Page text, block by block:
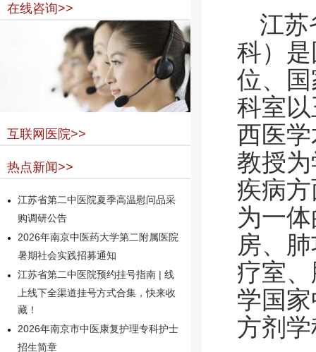
在线咨询>>
互联网医院>>
热点新闻>>
江苏省第二中医院夏季高温慰问品采
购调研公告
2026年南京中医药大学第二附属医院
暑期社会实践招募通知
江苏省第二中医院预约挂号指南 | 线
上线下全渠道挂号方式合集，快来收
藏！
2026年南京市中医康复护理专科护士
招生简章
江苏
科）
位、
科室
西医
教授
疾病
为一
房、
疗室
学国
方剂